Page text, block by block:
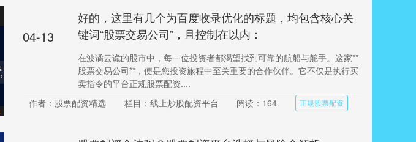
04-13
好的，这里有几个为百度收录优化的标题，均包含核心关
键词“股票交易公司”，且控制在以内：
在波谲云诡的股市中，每一位投资者都渴望找到可靠的航船与舵手。这家**
股票交易公司**，便是您投资旅程中至关重要的合作伙伴。它不仅是执行买
卖指令的平台正规股票配资....
作者：股票配资精选
栏目：线上炒股配资平台 阅读：164 正规股票配资